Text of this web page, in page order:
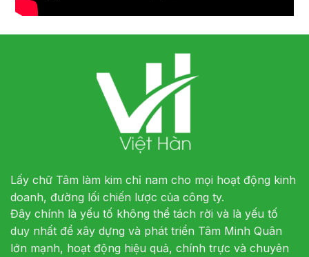
Lấy chữ Tâm làm kim chỉ nam cho mọi hoạt động kinh
doanh, đường lối chiến lược của công ty.
Đây chính là yếu tố không thể tách rời và là yếu tố
duy nhất để xây dựng và phát triển Tâm Minh Quân
lớn mạnh, hoạt động hiệu quả, chính trực và chuyên